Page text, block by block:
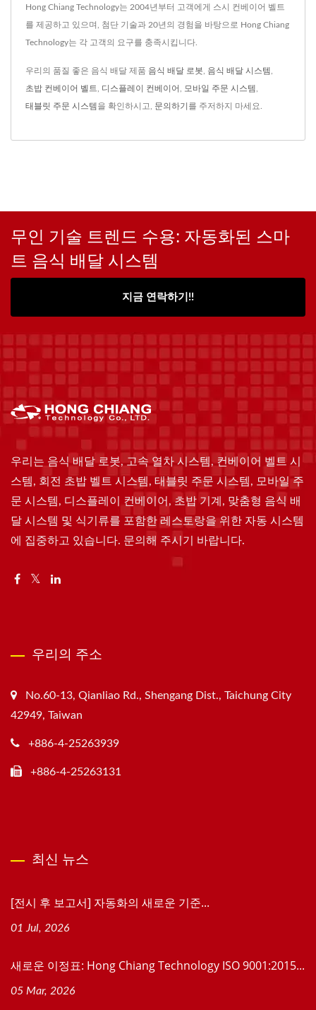
Hong Chiang Technology는 2004년부터 고객에게 스시 컨베이어 벨트
를 제공하고 있으며, 첨단 기술과 20년의 경험을 바탕으로 Hong Chiang
Technology는 각 고객의 요구를 충족시킵니다.
우리의 품질 좋은 음식 배달 제품 음식 배달 로봇 음식 배달 시스템
초밥 컨베이어 벨트 디스플레이 컨베이어 모바일 주문 시스템
태블릿 주문 시스템 을 확인하시고, 문의하기 를 주저하지 마세요.
무인 기술 트렌드 수용: 자동화된 스마
트 음식 배달 시스템
지금 연락하기!!
우리는 음식 배달 로봇, 고속 열차 시스템, 컨베이어 벨트 시
스템, 회전 초밥 벨트 시스템, 태블릿 주문 시스템, 모바일 주
문 시스템, 디스플레이 컨베이어, 초밥 기계, 맞춤형 음식 배
달 시스템 및 식기류를 포함한 레스토랑을 위한 자동 시스템
에 집중하고 있습니다. 문의해 주시기 바랍니다.
우리의 주소
No.60-13, Qianliao Rd., Shengang Dist., Taichung City
42949, Taiwan
+886-4-25263939
+886-4-25263131
최신 뉴스
[전시 후 보고서] 자동화의 새로운 기준...
01 Jul, 2026
새로운 이정표: Hong Chiang Technology ISO 9001:2015...
05 Mar, 2026